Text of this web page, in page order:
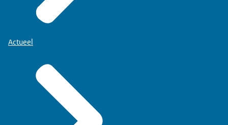
Actueel